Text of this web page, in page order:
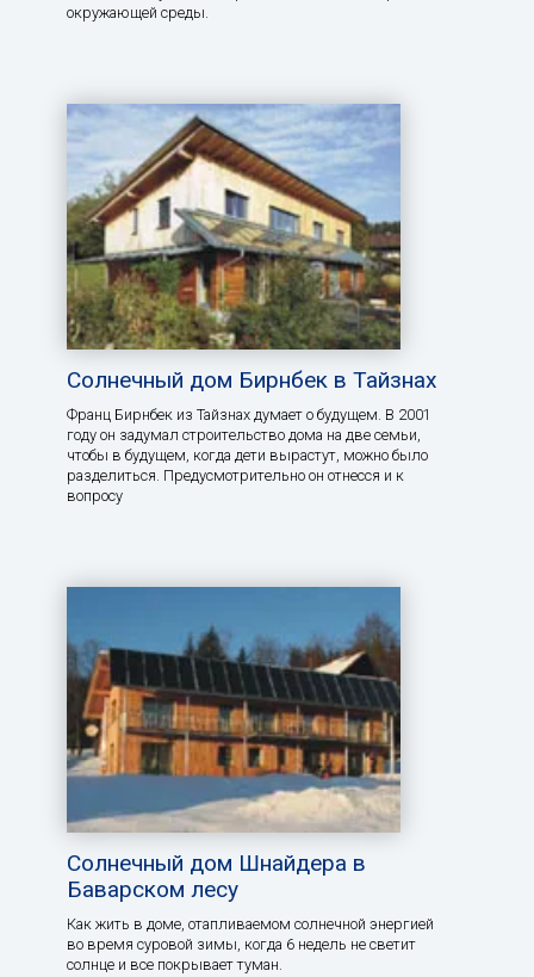
окружающей среды.
Солнечный дом Бирнбек в Тайзнах
Франц Бирнбек из Тайзнах думает о будущем. В 2001
году он задумал строительство дома на две семьи,
чтобы в будущем, когда дети вырастут, можно было
разделиться. Предусмотрительно он отнесся и к
вопросу
Солнечный дом Шнайдера в
Баварском лесу
Как жить в доме, отапливаемом солнечной энергией
во время суровой зимы, когда 6 недель не светит
солнце и все покрывает туман.